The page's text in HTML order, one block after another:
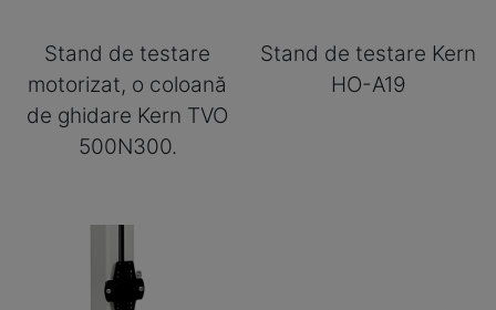
Stand de testare
motorizat, o coloană
de ghidare Kern TVO
500N300.
Stand de testare Kern
HO-A19